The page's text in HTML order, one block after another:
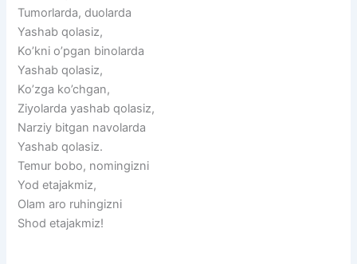
Tumorlarda, duolarda
Yashab qolasiz,
Ko’kni o’pgan binolarda
Yashab qolasiz,
Ko’zga ko’chgan,
Ziyolarda yashab qolasiz,
Narziy bitgan navolarda
Yashab qolasiz.
Temur bobo, nomingizni
Yod etajakmiz,
Olam aro ruhingizni
Shod etajakmiz!